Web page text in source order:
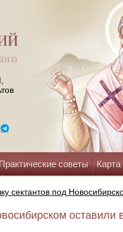
Практические советы Карта
сектантов под